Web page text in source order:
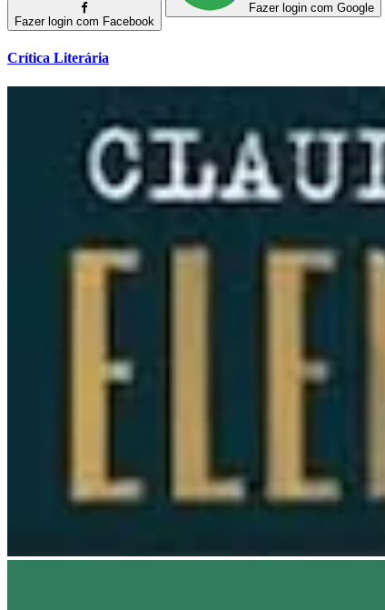
Fazer login com Facebook
Fazer login com Google
Crítica Literária